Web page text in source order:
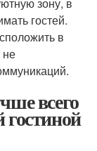
зону, в
гостей.
в
не
всего